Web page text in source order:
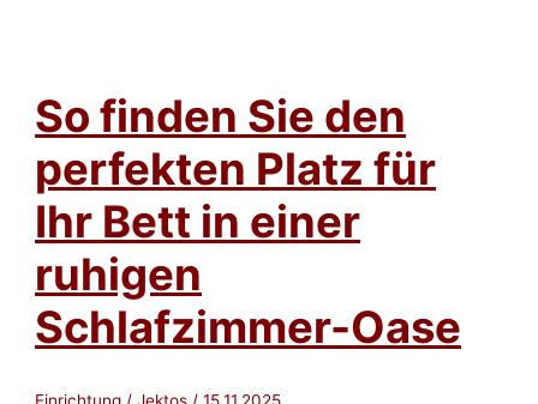
clevere
Ausstattung
für
modernes
Wohnen
So finden Sie den
perfekten Platz für
Ihr Bett in einer
ruhigen
Schlafzimmer-Oase